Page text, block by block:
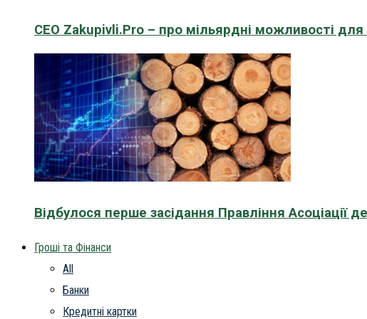
CEO Zakupivli.Pro – про мільярдні можливості
Відбулося перше засідання Правління Асоціації
Гроші та Фінанси
All
Банки
Кредитні картки